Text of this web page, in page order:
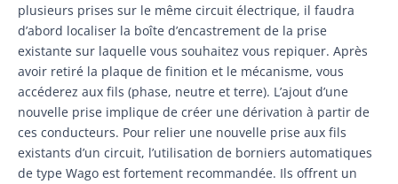
plusieurs prises sur le même circuit électrique, il faudra
d’abord localiser la boîte d’encastrement de la prise
existante sur laquelle vous souhaitez vous repiquer. Après
avoir retiré la plaque de finition et le mécanisme, vous
accéderez aux fils (phase, neutre et terre). L’ajout d’une
nouvelle prise implique de créer une dérivation à partir de
ces conducteurs. Pour relier une nouvelle prise aux fils
existants d’un circuit, l’utilisation de borniers automatiques
de type Wago est fortement recommandée. Ils offrent un